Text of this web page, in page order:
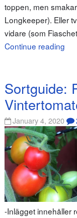
toppen, men
Longkeeper). Eller
vidare (som
Continue reading
Sortguide:
January 4, 2020
-Inlägget innehåller